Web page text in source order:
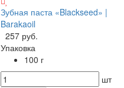
Зубная паста «Blackseed» |
Barakaoil
257 руб.
Упаковка
100 г
шт